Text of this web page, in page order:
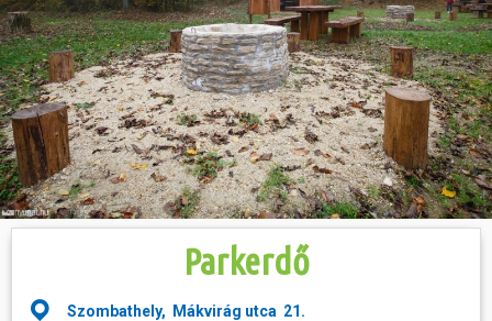
Szállás
Sport
Szabadidő
Hasznos
Parkerdő
Szombathely, Mákvirág utca 21.